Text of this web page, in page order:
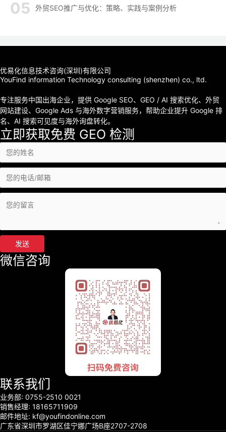
外贸SEO推广与优化：策略、实践与案例分析
优易化信息技术咨询(深圳)有限公司
YouFind information Technology consulting (shenzhen) co., ltd.
专注服务中国出海企业，提供 Google SEO、GEO / AI 搜索优化、外贸
网站建设、Google Ads 与海外数字营销服务，帮助企业提升 Google 排
名、AI 搜索可见度与海外询盘转化。
立即获取免费 GEO 检测
发送
微信咨询
联系我们
业务部: 0755-2510 0021
销售经理: 18165711909
邮件地址: kf@youfindonline.com
广东省深圳市罗湖区佳宁娜广场B座2707-2708